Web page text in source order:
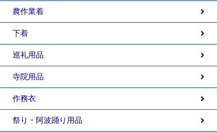
農作業着
下着
巡礼用品
寺院用品
作務衣
祭り・阿波踊り用品